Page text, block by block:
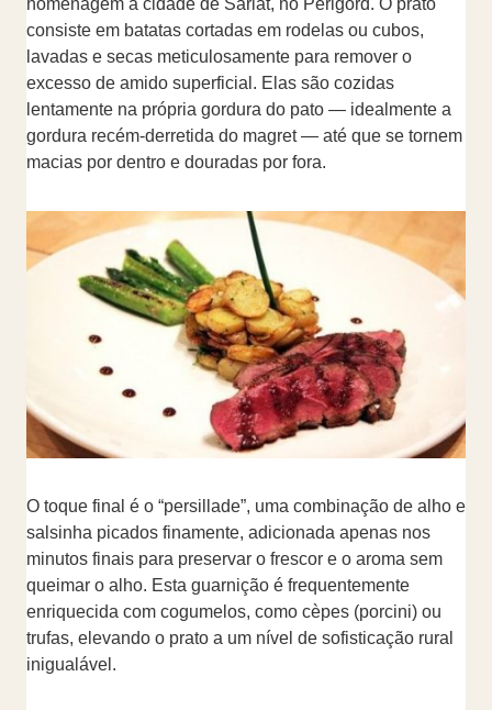
homenagem à cidade de Sarlat, no Périgord. O prato
consiste em batatas cortadas em rodelas ou cubos,
lavadas e secas meticulosamente para remover o
excesso de amido superficial. Elas são cozidas
lentamente na própria gordura do pato — idealmente a
gordura recém-derretida do magret — até que se tornem
macias por dentro e douradas por fora.
O toque final é o “persillade”, uma combinação de alho e
salsinha picados finamente, adicionada apenas nos
minutos finais para preservar o frescor e o aroma sem
queimar o alho. Esta guarnição é frequentemente
enriquecida com cogumelos, como cèpes (porcini) ou
trufas, elevando o prato a um nível de sofisticação rural
inigualável.